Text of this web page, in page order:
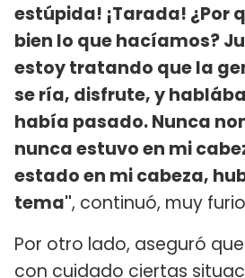
estúpida! ¡Tarada! ¿Por
bien lo que hacíamos?
estoy tratando que la
se ría, disfrute, y
había pasado. Nunca
nunca estuvo en mi
estado en mi cabeza,
tema", continuó, muy
Por otro lado, aseguró
con cuidado ciertas